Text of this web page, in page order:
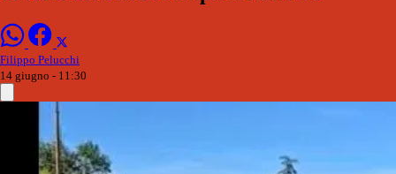
Filippo Pelucchi
14 giugno - 11:30